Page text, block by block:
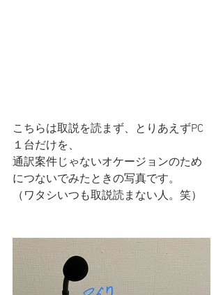
こちらは取説を読まず、とりあえずPC
１台だけを、
通訳案件じゃないオケージョンのため
につないでみたときの写真です。
（ワタシいつも取説読まない人。笑）